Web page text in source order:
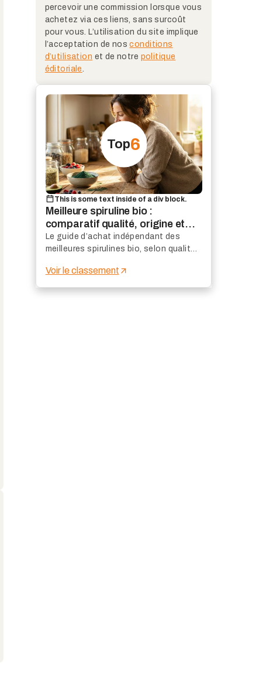
percevoir une commission lorsque vous
achetez via ces liens, sans surcoût
pour vous. L’utilisation du site implique
l’acceptation de nosconditions
d’utilisation et de notre politique
éditoriale
Top6
This is some text inside of a div block.
Meilleure spiruline bio :
comparatif qualité, origine et
formats
Le guide d’achat indépendant des
meilleures spirulines bio, selon qualité
rapport qualité-prix.
Voir le classement